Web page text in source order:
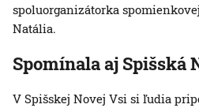
spoluorganizátorka
Natália.
Spomínala aj Spišská
V Spišskej Novej Vsi si ľudia